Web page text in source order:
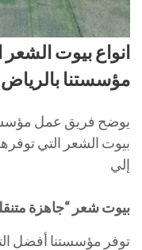
انواع بيوت الشعر
مؤسستنا بالرياض
يوضح فريق عمل
بيوت الشعر التي
إلي
بيوت شعر “جاهزة
توفر مؤسستنا أفضل